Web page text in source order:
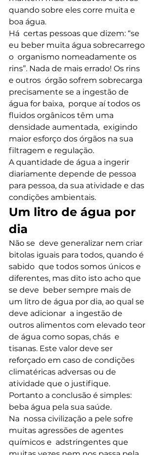
quando sobre eles corre muita e
boa água.
Há  certas pessoas que dizem: “se
eu beber muita água sobrecarrego
o  organismo nomeadamente os
rins”. Nada de mais errado! Os rins
e outros  órgão sofrem sobrecarga
precisamente se a ingestão de
água for baixa,  porque aí todos os
fluidos orgânicos têm uma
densidade aumentada,  exigindo
maior esforço dos órgãos na sua
filtragem e regulação.
A quantidade de água a ingerir
diariamente depende de pessoa
para pessoa, da sua atividade e das
condições ambientais.
Um litro de água por
dia
Não se  deve generalizar nem criar
bitolas iguais para todos, quando é
sabido  que todos somos únicos e
diferentes, mas dito isto acho que
se deve  beber sempre mais de
um litro de água por dia, ao qual se
deve adicionar  a ingestão de
outros alimentos com elevado teor
de água como sopas, chás  e
tisanas. Este valor deve ser
reforçado em caso de condições
climatéricas adversas ou de
atividade que o justifique.
Portanto a conclusão é simples:
beba água pela sua saúde.
Na  nossa civilização a pele sofre
muitas agressões de agentes
químicos e  adstringentes que